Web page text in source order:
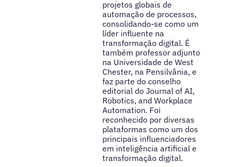
projetos globais de
automação de processos,
consolidando-se como um
líder influente na
transformação digital. É
também professor adjunto
na Universidade de West
Chester, na Pensilvânia, e
faz parte do conselho
editorial do Journal of AI,
Robotics, and Workplace
Automation. Foi
reconhecido por diversas
plataformas como um dos
principais influenciadores
em inteligência artificial e
transformação digital.